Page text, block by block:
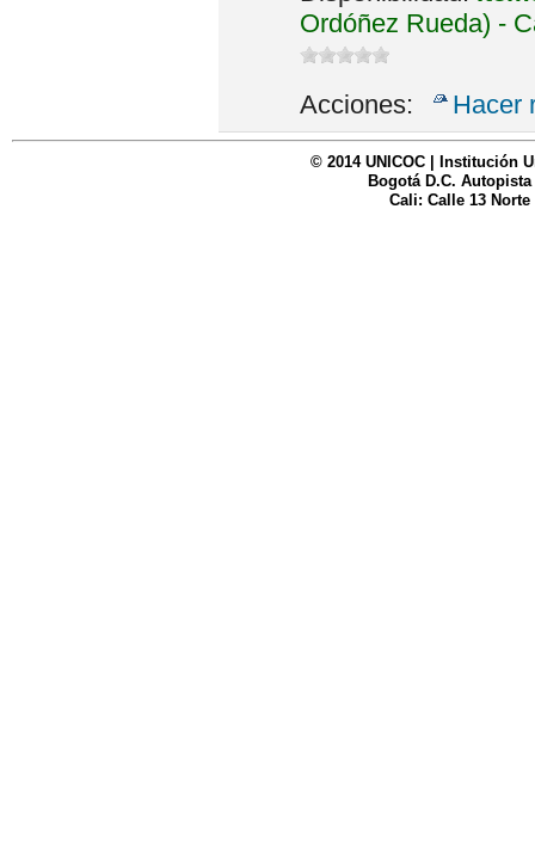
Ordóñez Rueda) -
Acciones: Hacer
© 2014 UNICOC | Institución
Bogotá D.C. Autopista
Cali: Calle 13 Norte